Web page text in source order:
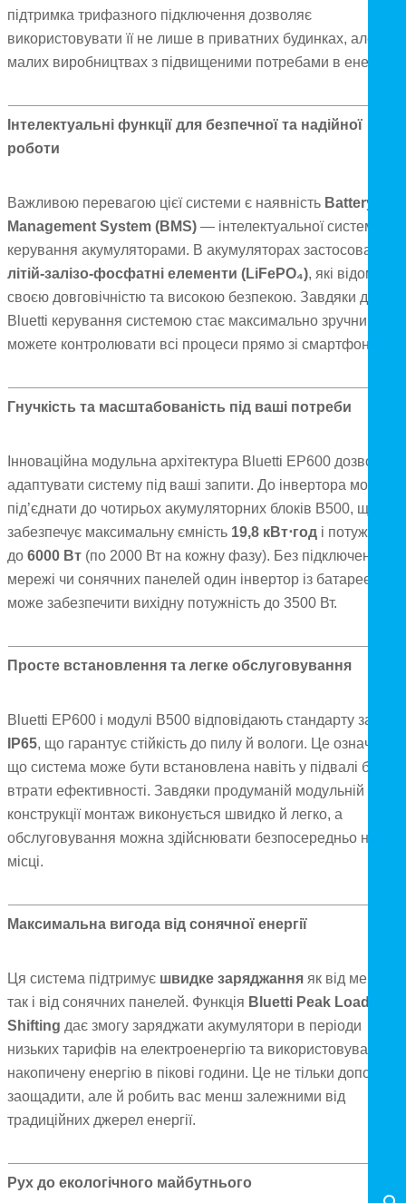
підтримка трифазного підключення дозволяє
використовувати її не лише в приватних будинках, але й на
малих виробництвах з підвищеними потребами в енергії.
Інтелектуальні функції для безпечної та надійної
роботи
Важливою перевагою цієї системи є наявність Battery
Management System (BMS) — інтелектуальної системи
керування акумуляторами. В акумуляторах застосовані
літій-залізо-фосфатні елементи (LiFePO₄), які відомі
своєю довговічністю та високою безпекою. Завдяки
Bluetti керування системою стає максимально зручним: ви
можете контролювати всі процеси прямо зі смартфона.
Гнучкість та масштабованість під ваші потреби
Інноваційна модульна архітектура Bluetti EP600 дозволяє
адаптувати систему під ваші запити. До інвертора можна
під’єднати до чотирьох акумуляторних блоків B500, що
забезпечує максимальну ємність 19,8 кВт⋅год і потужність
до 6000 Вт (по 2000 Вт на кожну фазу). Без підключення до
мережі чи сонячних панелей один інвертор із батареєю
може забезпечити вихідну потужність до 3500 Вт.
Просте встановлення та легке обслуговування
Bluetti EP600 і модулі B500 відповідають стандарту
IP65, що гарантує стійкість до пилу й вологи. Це означає,
що система може бути встановлена навіть у підвалі без
втрати ефективності. Завдяки продуманій модульній
конструкції монтаж виконується швидко й легко, а
обслуговування можна здійснювати безпосередньо на
місці.
Максимальна вигода від сонячної енергії
Ця система підтримує швидке заряджання як від мережі,
так і від сонячних панелей. Функція Bluetti Peak Load
Shifting дає змогу заряджати акумулятори в періоди
низьких тарифів на електроенергію та використовувати
накопичену енергію в пікові години. Це не тільки
заощадити, але й робить вас менш залежними від
традиційних джерел енергії.
Рух до екологічного майбутнього